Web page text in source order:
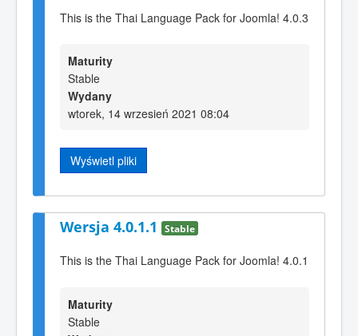
This is the Thai Language Pack for Joomla! 4.0.3
Maturity
Stable
Wydany
wtorek, 14 wrzesień 2021 08:04
Wyświetl pliki
Wersja 4.0.1.1 Stable
This is the Thai Language Pack for Joomla! 4.0.1
Maturity
Stable